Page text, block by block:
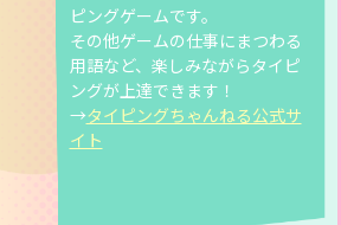
ピングゲームです。
その他ゲームの仕事にまつわる
用語など、楽しみながらタイピ
ングが上達できます！
→タイピングちゃんねる公式サ
イト